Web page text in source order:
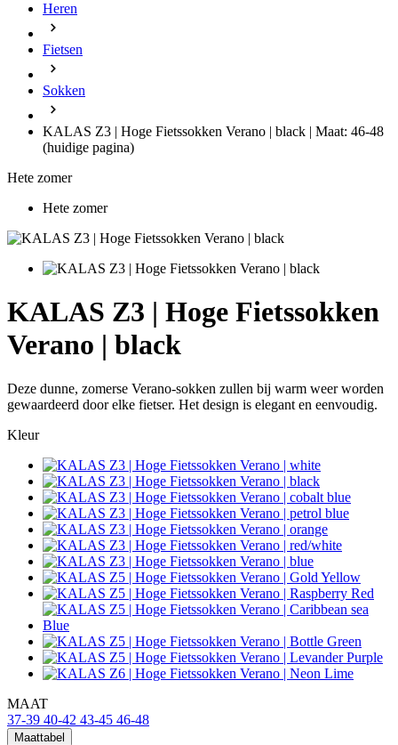
Heren
Fietsen
Sokken
KALAS Z3 | Hoge Fietssokken Verano | black | Maat: 46-48
(huidige pagina)
Hete zomer
Hete zomer
KALAS Z3 | Hoge Fietssokken
Verano | black
Deze dunne, zomerse Verano-sokken zullen bij warm weer worden
gewaardeerd door elke fietser. Het design is elegant en eenvoudig.
Kleur
MAAT
37-39 40-42 43-45 46-48
Maattabel